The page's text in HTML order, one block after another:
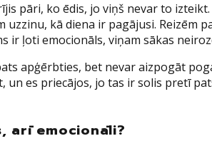
pāri, ko ēdis, jo viņš nevar to
kā diena ir pagājusi. Reizēm
ļoti emocionāls, viņam sākas
apģērbties, bet nevar aizpogāt
es priecājos, jo tas ir solis pretī
arī emocionāli?